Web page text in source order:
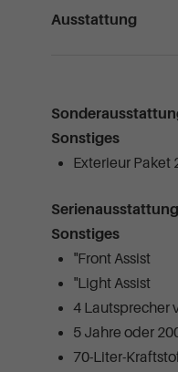
Ausstattung
Sonstiges
Exterieur Paket
Serienausstattung
Sonstiges
"Front Assist
"Light Assist
4 Lautsprecher
5 Jahre oder
70-Liter-